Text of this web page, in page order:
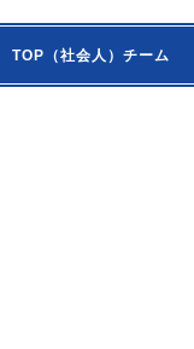
TOP（社会人）チーム